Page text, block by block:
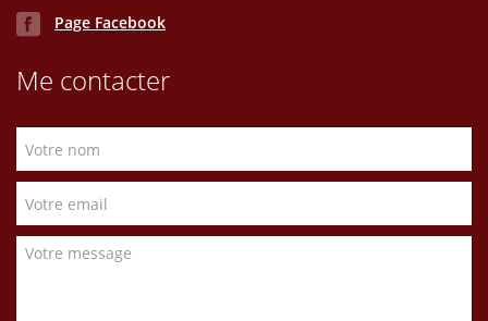
Page Facebook
Me contacter